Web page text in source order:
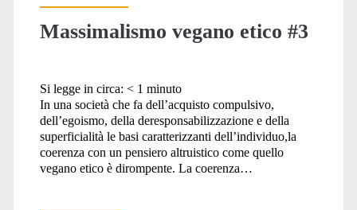
Massimalismo vegano etico #3
Si legge in circa: < 1 minuto
In una società che fa dell’acquisto compulsivo,
dell’egoismo, della deresponsabilizzazione e della
superficialità le basi caratterizzanti dell’individuo,la
coerenza con un pensiero altruistico come quello
vegano etico è dirompente. La coerenza…